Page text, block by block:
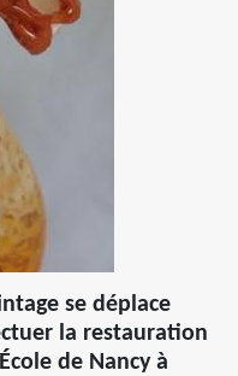
se déplace
la restauration
de Nancy à